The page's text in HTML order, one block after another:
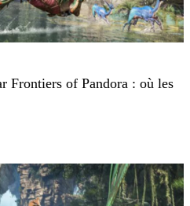
Frontiers of Pandora : où les